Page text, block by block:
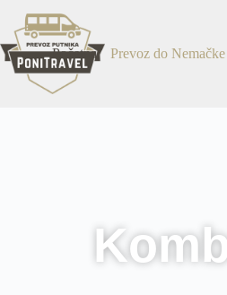
Početna Prevoz do Nemačke